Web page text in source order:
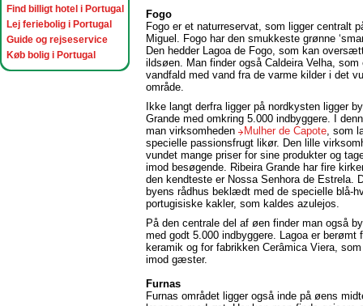
Find billigt hotel i Portugal
Lej feriebolig i Portugal
Guide og rejseservice
Køb bolig i Portugal
Fogo
Fogo er et naturreservat, som ligger centralt
Miguel. Fogo har den smukkeste grønne
Den hedder Lagoa de Fogo, som kan
ildsøen. Man finder også Caldeira Velha, som
vandfald med vand fra de varme kilder i det
område.
Ikke langt derfra ligger på nordkysten ligger
Grande med omkring 5.000 indbyggere. I
man virksomheden
Mulher de Capote, som
specielle passionsfrugt likør. Den lille
vundet mange priser for sine produkter og
imod besøgende. Ribeira Grande har fire
den kendteste er Nossa Senhora de Estrela.
byens rådhus beklædt med de specielle blå-
portugisiske kakler, som kaldes azulejos.
På den centrale del af øen finder man også
med godt 5.000 indbyggere. Lagoa er berømt
keramik og for fabrikken Cerâmica Viera,
imod gæster.
Furnas
Furnas området ligger også inde på øens